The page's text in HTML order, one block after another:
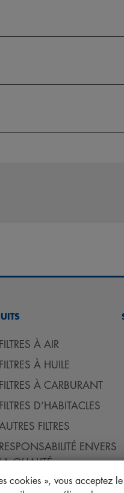
FILTRES À AIR
FILTRES À HUILE
FILTRES À CARBURANT
FILTRES D’HABITACLES
FILTRES
RESPONSABILITÉ ENVERS
QUALITÉ
cookies », vous acceptez le